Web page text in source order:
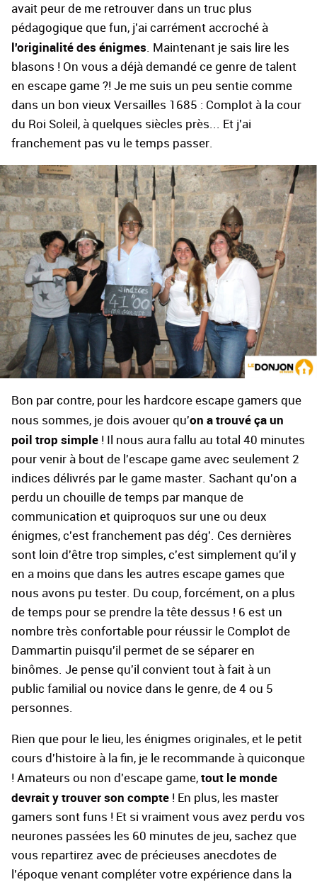
avait peur de me retrouver dans un truc plus
pédagogique que fun, j'ai carrément accroché à
l'originalité des énigmes . Maintenant je sais lire les
blasons ! On vous a déjà demandé ce genre de talent
en escape game ?! Je me suis un peu sentie comme
dans un bon vieux Versailles 1685 : Complot à la cour
du Roi Soleil, à quelques siècles près... Et j'ai
franchement pas vu le temps passer.
Bon par contre, pour les hardcore escape gamers que
nous sommes, je dois avouer qu'on a trouvé ça un
poil trop simple ! Il nous aura fallu au total 40 minutes
pour venir à bout de l'escape game avec seulement 2
indices délivrés par le game master. Sachant qu'on a
perdu un chouille de temps par manque de
communication et quiproquos sur une ou deux
énigmes, c'est franchement pas dég'. Ces dernières
sont loin d'être trop simples, c'est simplement qu'il y
en a moins que dans les autres escape games que
nous avons pu tester. Du coup, forcément, on a plus
de temps pour se prendre la tête dessus ! 6 est un
nombre très confortable pour réussir le Complot de
Dammartin puisqu'il permet de se séparer en
binômes. Je pense qu'il convient tout à fait à un
public familial ou novice dans le genre, de 4 ou 5
personnes.
Rien que pour le lieu, les énigmes originales, et le petit
cours d'histoire à la fin, je le recommande à quiconque
! Amateurs ou non d'escape game, tout le monde
devrait y trouver son compte ! En plus, les master
gamers sont funs ! Et si vraiment vous avez perdu vos
neurones passées les 60 minutes de jeu, sachez que
vous repartirez avec de précieuses anecdotes de
l'époque venant compléter votre expérience dans la